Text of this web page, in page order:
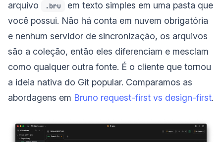
arquivo .bru
em texto simples em uma pasta que
você possui. Não há conta em nuvem obrigatória
e nenhum servidor de sincronização, os arquivos
são a coleção, então eles diferenciam e mesclam
como qualquer outra fonte. É o cliente que tornou
a ideia nativa do Git popular. Comparamos as
abordagens em Bruno request-first vs design-first.